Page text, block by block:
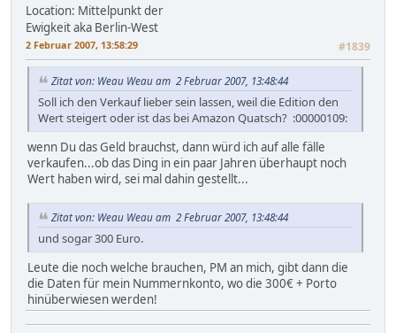
Location: Mittelpunkt der
Ewigkeit aka Berlin-West
2 Februar 2007, 13:58:29 #1839
Zitat von: Weau Weau am 2 Februar 2007, 13:48:44
Soll ich den Verkauf lieber sein lassen, weil die Edition den
Wert steigert oder ist das bei Amazon Quatsch? :00000109:
wenn Du das Geld brauchst, dann würd ich auf alle fälle
verkaufen...ob das Ding in ein paar Jahren überhaupt noch
Wert haben wird, sei mal dahin gestellt...
Zitat von: Weau Weau am 2 Februar 2007, 13:48:44
und sogar 300 Euro.
Leute die noch welche brauchen, PM an mich, gibt dann die
die Daten für mein Nummernkonto, wo die 300€ + Porto
hinüberwiesen werden!